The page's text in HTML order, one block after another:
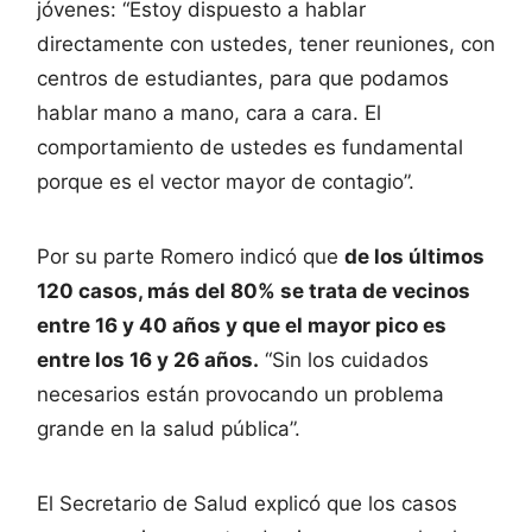
jóvenes: “Estoy dispuesto a hablar
directamente con ustedes, tener reuniones, con
centros de estudiantes, para que podamos
hablar mano a mano, cara a cara. El
comportamiento de ustedes es fundamental
porque es el vector mayor de contagio”.
Por su parte Romero indicó que de los últimos
120 casos, más del 80% se trata de vecinos
entre 16 y 40 años y que el mayor pico es
entre los 16 y 26 años. “Sin los cuidados
necesarios están provocando un problema
grande en la salud pública”.
El Secretario de Salud explicó que los casos